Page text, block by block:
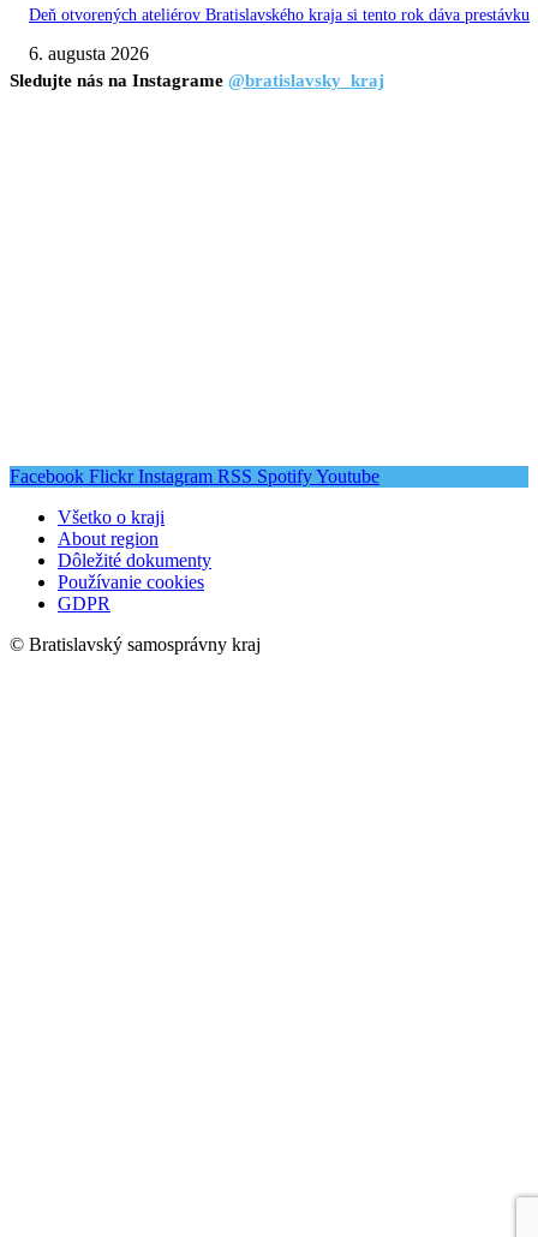
Deň otvorených ateliérov Bratislavského kraja si tento rok dáva prestávku
6. augusta 2026
Sledujte nás na Instagrame @bratislavsky_kraj
Facebook Flickr Instagram RSS SpotifyYoutube
Všetko o kraji
About region
Dôležité dokumenty
Používanie cookies
GDPR
© Bratislavský samosprávny kraj